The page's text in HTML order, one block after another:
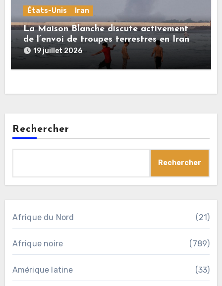
États-Unis Iran
La Maison Blanche discute activement
de l’envoi de troupes terrestres en Iran
19 juillet 2026
Rechercher
Rechercher
Afrique du Nord (21)
Afrique noire (789)
Amérique latine (33)